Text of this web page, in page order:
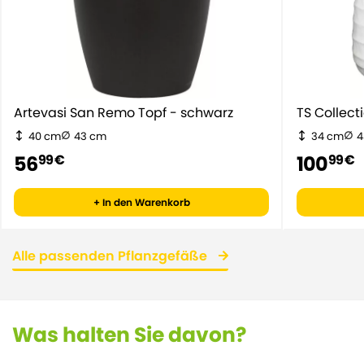
Artevasi San Remo Topf - schwarz
40 cm 43 cm
5699 €
+ In den Warenkorb
TS
34 cm
10099 €
Alle passenden Pflanzgefäße
Was halten Sie davon?